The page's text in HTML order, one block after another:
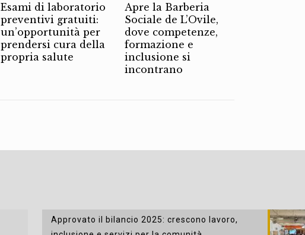
Esami di laboratorio
preventivi gratuiti:
un’opportunità per
prendersi cura della
propria salute
Apre la Barberia
Sociale de L’Ovile,
dove competenze,
formazione e
inclusione si
incontrano
Approvato il bilancio 2025: crescono lavoro,